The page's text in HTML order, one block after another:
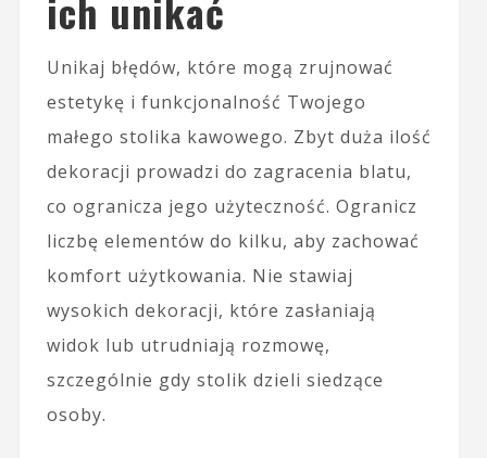
Unikaj błędów, które mogą zrujnować
estetykę i funkcjonalność Twojego
małego stolika kawowego. Zbyt duża ilość
dekoracji prowadzi do zagracenia blatu,
co ogranicza jego użyteczność. Ogranicz
liczbę elementów do kilku, aby zachować
komfort użytkowania. Nie stawiaj
wysokich dekoracji, które zasłaniają
widok lub utrudniają rozmowę,
szczególnie gdy stolik dzieli siedzące
osoby.